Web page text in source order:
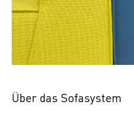
Über das Sofasystem